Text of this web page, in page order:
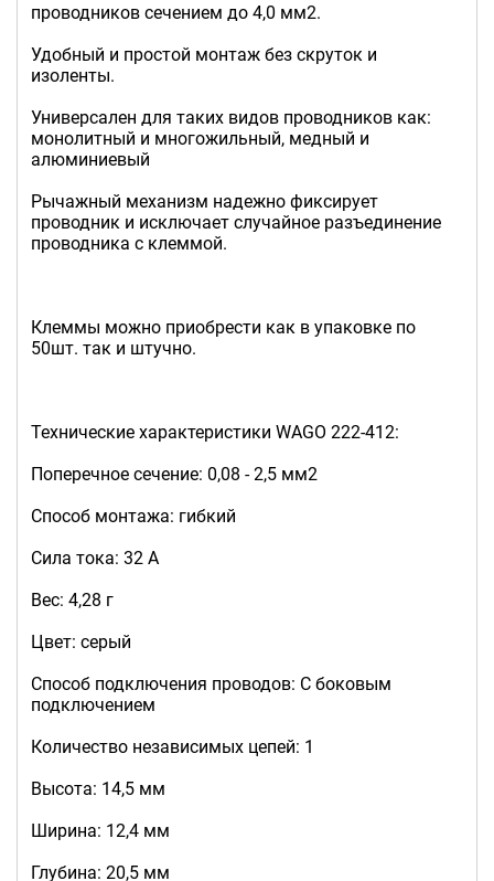
проводников сечением до 4,0 мм2.
Удобный и простой монтаж без скруток и
изоленты.
Универсален для таких видов проводников как:
монолитный и многожильный, медный и
алюминиевый
Рычажный механизм надежно фиксирует
проводник и исключает случайное разъединение
проводника с клеммой.
Клеммы можно приобрести как в упаковке по
50шт. так и штучно.
Технические характеристики WAGO 222-412:
Поперечное сечение: 0,08 - 2,5 мм2
Способ монтажа: гибкий
Сила тока: 32 A
Вес: 4,28 г
Цвет: серый
Способ подключения проводов: С боковым
подключением
Количество независимых цепей: 1
Высота: 14,5 мм
Ширина: 12,4 мм
Глубина: 20,5 мм